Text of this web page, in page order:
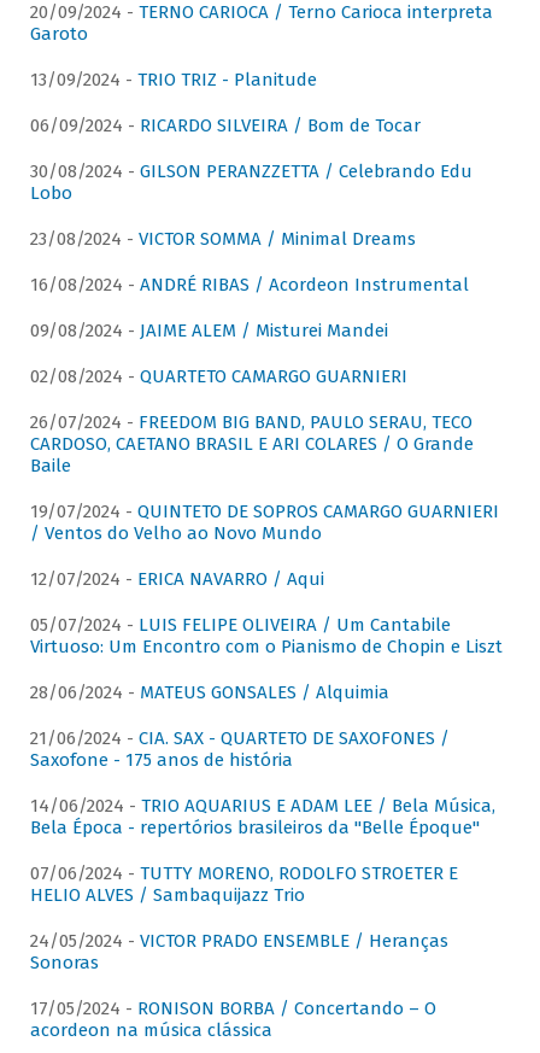
20/09/2024 - TERNO CARIOCA / Terno Carioca interpreta
Garoto
13/09/2024 - TRIO TRIZ - Planitude
06/09/2024 - RICARDO SILVEIRA / Bom de Tocar
30/08/2024 - GILSON PERANZZETTA / Celebrando Edu
Lobo
23/08/2024 - VICTOR SOMMA / Minimal Dreams
16/08/2024 - ANDRÉ RIBAS / Acordeon Instrumental
09/08/2024 - JAIME ALEM / Misturei Mandei
02/08/2024 - QUARTETO CAMARGO GUARNIERI
26/07/2024 - FREEDOM BIG BAND, PAULO SERAU, TECO
CARDOSO, CAETANO BRASIL E ARI COLARES / O Grande
Baile
19/07/2024 - QUINTETO DE SOPROS CAMARGO GUARNIERI
/ Ventos do Velho ao Novo Mundo
12/07/2024 - ERICA NAVARRO / Aqui
05/07/2024 - LUIS FELIPE OLIVEIRA / Um Cantabile
Virtuoso: Um Encontro com o Pianismo de Chopin e Liszt
28/06/2024 - MATEUS GONSALES / Alquimia
21/06/2024 - CIA. SAX - QUARTETO DE SAXOFONES /
Saxofone - 175 anos de história
14/06/2024 - TRIO AQUARIUS E ADAM LEE / Bela Música,
Bela Época - repertórios brasileiros da "Belle Époque"
07/06/2024 - TUTTY MORENO, RODOLFO STROETER E
HELIO ALVES / Sambaquijazz Trio
24/05/2024 - VICTOR PRADO ENSEMBLE / Heranças
Sonoras
17/05/2024 - RONISON BORBA / Concertando – O
acordeon na música clássica